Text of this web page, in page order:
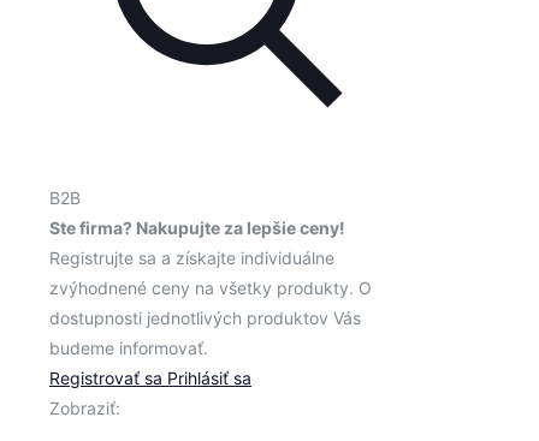
B2B
Ste firma? Nakupujte za lepšie ceny!
Registrujte sa a získajte individuálne
zvýhodnené ceny na všetky produkty. O
dostupnosti jednotlivých produktov Vás
budeme informovať.
Registrovať sa Prihlásiť sa
Zobraziť: